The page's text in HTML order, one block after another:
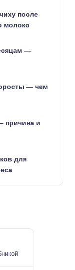
после
молоко
—
— чем
причина и
для